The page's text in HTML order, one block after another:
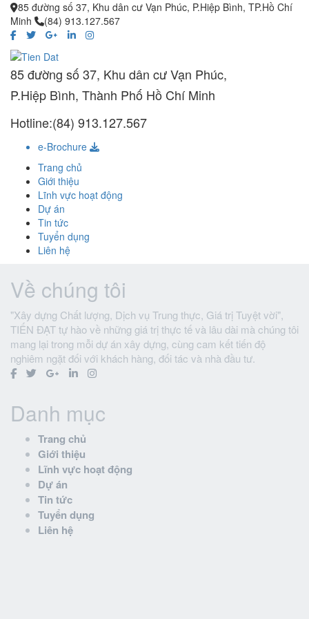
85 đường số 37, Khu dân cư Vạn Phúc, P.Hiệp Bình, TP.Hồ Chí
Minh
(84) 913.127.567
85 đường số 37, Khu dân cư Vạn Phúc,
P.Hiệp Bình, Thành Phố Hồ Chí Minh
Hotline:(84) 913.127.567
e-Brochure
Trang chủ
Giới thiệu
Lĩnh vực hoạt động
Dự án
Tin tức
Tuyển dụng
Liên hệ
Về chúng tôi
"Xây dựng Chất lượng, Dịch vụ Trung thực, Giá trị Tuyệt vời",
TIẾN ĐẠT tự hào về những giá trị thực tế và lâu dài mà chúng tôi
mang lại trong mỗi dự án xây dựng, cùng cam kết tiến độ
nghiêm ngặt đối với khách hàng, đối tác và nhà đầu tư.
Danh mục
Trang chủ
Giới thiệu
Lĩnh vực hoạt động
Dự án
Tin tức
Tuyển dụng
Liên hệ